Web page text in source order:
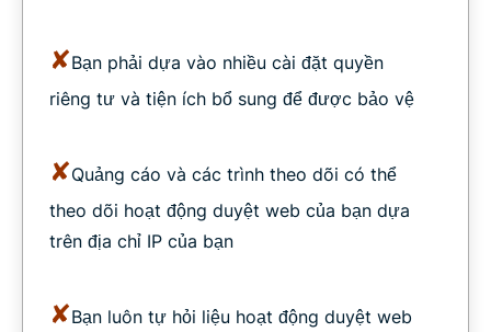
✘Bạn phải dựa vào nhiều cài đặt quyền
riêng tư và tiện ích bổ sung để được bảo vệ
✘Quảng cáo và các trình theo dõi có thể
theo dõi hoạt động duyệt web của bạn dựa
trên địa chỉ IP của bạn
✘Bạn luôn tự hỏi liệu hoạt động duyệt web